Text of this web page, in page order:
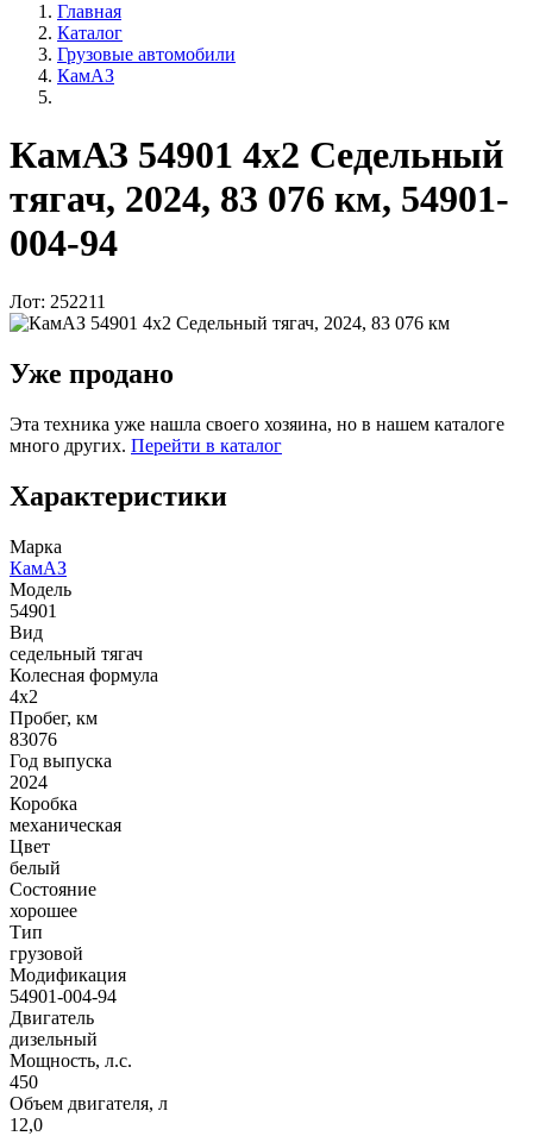
Главная
Каталог
Грузовые автомобили
КамАЗ
КамАЗ 54901 4x2 Седельный
тягач, 2024, 83 076 км, 54901-
004-94
Лот: 252211
Уже продано
Эта техника уже нашла своего хозяина, но в нашем каталоге
много других. Перейти в каталог
Характеристики
Марка
КамАЗ
Модель
54901
Вид
седельный тягач
Колесная формула
4x2
Пробег, км
83076
Год выпуска
2024
Коробка
механическая
Цвет
белый
Состояние
хорошее
Тип
грузовой
Модификация
54901-004-94
Двигатель
дизельный
Мощность, л.с.
450
Объем двигателя, л
12,0